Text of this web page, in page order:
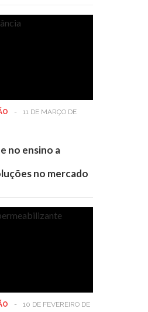
-
11 DE MARÇO DE
no ensino a
no mercado
-
10 DE FEVEREIRO DE